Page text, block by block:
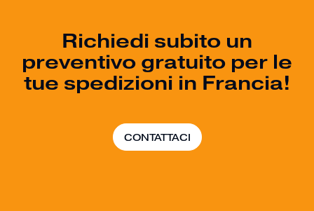
Richiedi subito un
preventivo gratuito per le
tue spedizioni in Francia!
CONTATTACI